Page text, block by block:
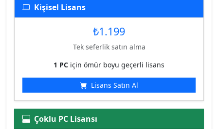
Kişisel Lisans
₺1.199
Tek seferlik satın alma
1 PC için ömür boyu geçerli lisans
Lisans Satın Al
Çoklu PC Lisansı